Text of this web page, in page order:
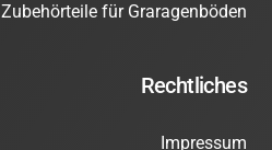
Zubehörteile für Graragenböden
Rechtliches
Impressum